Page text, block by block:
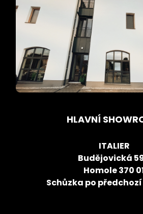
HLAVNÍ
ITALIER
Budějovická
Homole 370
Schůzka po